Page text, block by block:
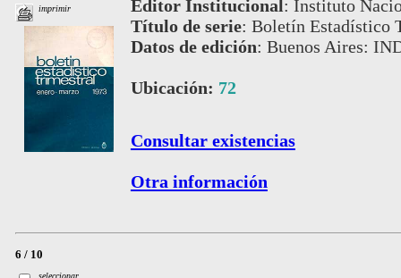
imprimir Editor Institucional: Instituto
Título de serie: Boletín Estadístico
Datos de edición: Buenos Aires:
Ubicación: 72
Consultar existencias
Otra información
6 / 10
seleccionar